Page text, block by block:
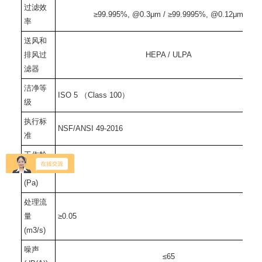
过滤效
率
≥99.995%, @0.3μm / ≥99.9995%, @0.12μm
送风和
排风过
滤器
HEPA / ULPA
洁净等
级
ISO 5 （Class 100）
执行标
准
NSF/ANSI 49-2016
工作舱
负压
(Pa)
≥120
处理流
量
(m3/s)
≥0.05
噪声
≤65